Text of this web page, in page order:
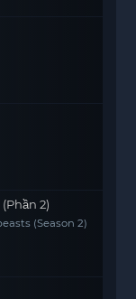
2)
(Season 2)